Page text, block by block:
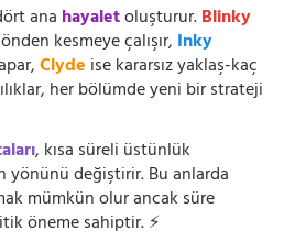
ana hayaletoluşturur.Blinky
önden kesmeye çalışır, Inky
Clyde ise kararsız yaklaş-kaç
her bölümde yeni bir strateji
, kısa süreli üstünlük
yönünü değiştirir. Bu anlarda
mümkün olur ancak süre
öneme sahiptir. ⚡